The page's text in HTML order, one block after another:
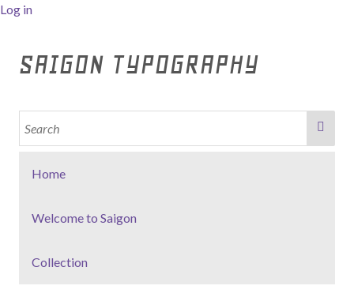
Log in
SAIGON TYPOGRAPHY
Home
Welcome to Saigon
Collection